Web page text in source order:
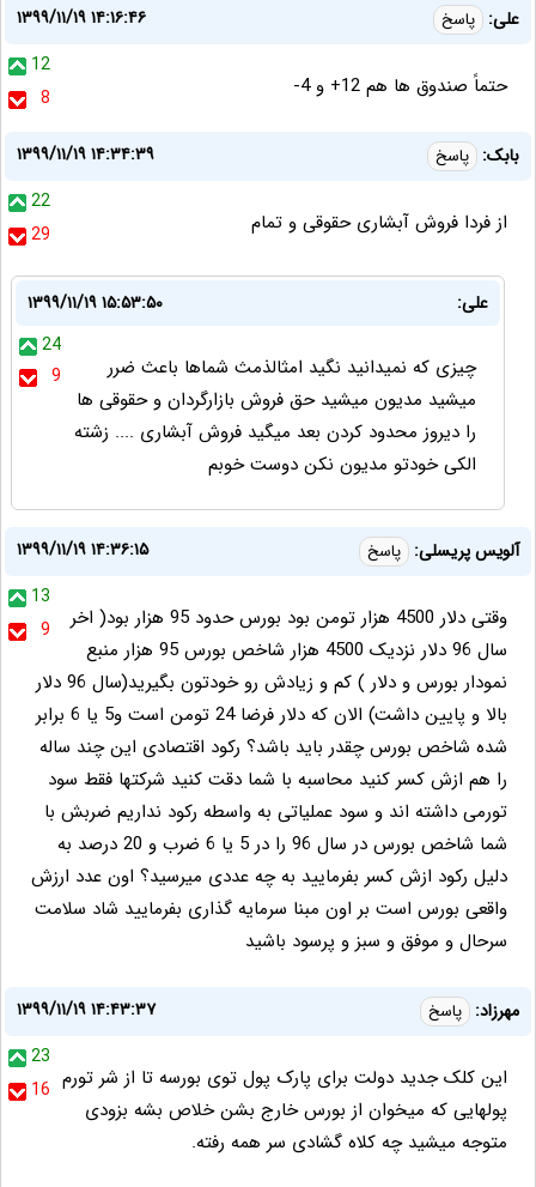
علی: پاسخ
۱۳۹۹/۱۱/۱۹ ۱۴:۱۶:۴۶
12
8
حتماً صندوق ها هم 12+ و 4-
بابک: پاسخ
۱۳۹۹/۱۱/۱۹ ۱۴:۳۴:۳۹
22
29
از فردا فروش آبشاری حقوقی و تمام
علی:
۱۳۹۹/۱۱/۱۹ ۱۵:۵۳:۵۰
24
9
چیزی که نمیدانید نگید امثالذمث شماها باعث ضرر
میشید مدیون میشید حق فروش بازارگردان و حقوقی ها
را دیروز محدود کردن بعد میگید فروش آبشاری .... زشته
الکی خودتو مدیون نکن دوست خوبم
آلویس پریسلی: پاسخ
۱۳۹۹/۱۱/۱۹ ۱۴:۳۶:۱۵
13
9
وقتی دلار 4500 هزار تومن بود بورس حدود 95 هزار بود( اخر
سال 96 دلار نزدیک 4500 هزار شاخص بورس 95 هزار منبع
نمودار بورس و دلار ) کم و زیادش رو خودتون بگیرید(سال 96 دلار
بالا و پایین داشت) الان که دلار فرضا 24 تومن است و5 یا 6 برابر
شده شاخص بورس چقدر باید باشد؟ رکود اقتصادی این چند ساله
را هم ازش کسر کنید محاسبه با شما دقت کنید شرکتها فقط سود
تورمی داشته اند و سود عملیاتی به واسطه رکود نداریم ضربش با
شما شاخص بورس در سال 96 را در 5 یا 6 ضرب و 20 درصد به
دلیل رکود ازش کسر بفرمایید به چه عددی میرسید؟ اون عدد ارزش
واقعی بورس است بر اون مبنا سرمایه گذاری بفرمایید شاد سلامت
سرحال و موفق و سبز و پرسود باشید
مهرزاد: پاسخ
۱۳۹۹/۱۱/۱۹ ۱۴:۴۳:۳۷
23
16 این کلک جدید دولت برای پارک پول توی بورسه تا از شر تورم
پولهایی که میخوان از بورس خارج بشن خلاص بشه بزودی
متوجه میشید چه کلاه گشادی سر همه رفته.